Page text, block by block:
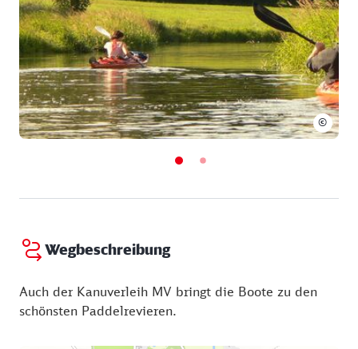
©
Wegbeschreibung
Auch der Kanuverleih MV bringt die Boote zu den
schönsten Paddelrevieren.